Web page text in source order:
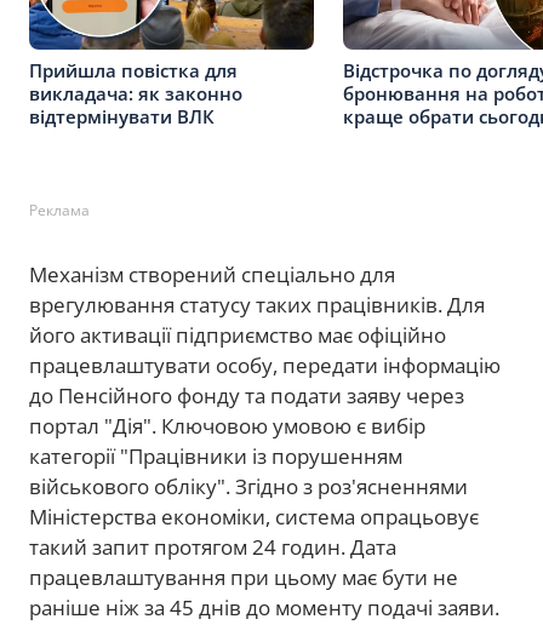
Прийшла повістка для
викладача: як законно
відтермінувати ВЛК
Відстрочка по
бронювання на
краще обрати
Реклама
Механізм створений спеціально для
врегулювання статусу таких працівників. Для
його активації підприємство має офіційно
працевлаштувати особу, передати інформацію
до Пенсійного фонду та подати заяву через
портал "Дія". Ключовою умовою є вибір
категорії "Працівники із порушенням
військового обліку". Згідно з роз'ясненнями
Міністерства економіки, система опрацьовує
такий запит протягом 24 годин. Дата
працевлаштування при цьому має бути не
раніше ніж за 45 днів до моменту подачі заяви.